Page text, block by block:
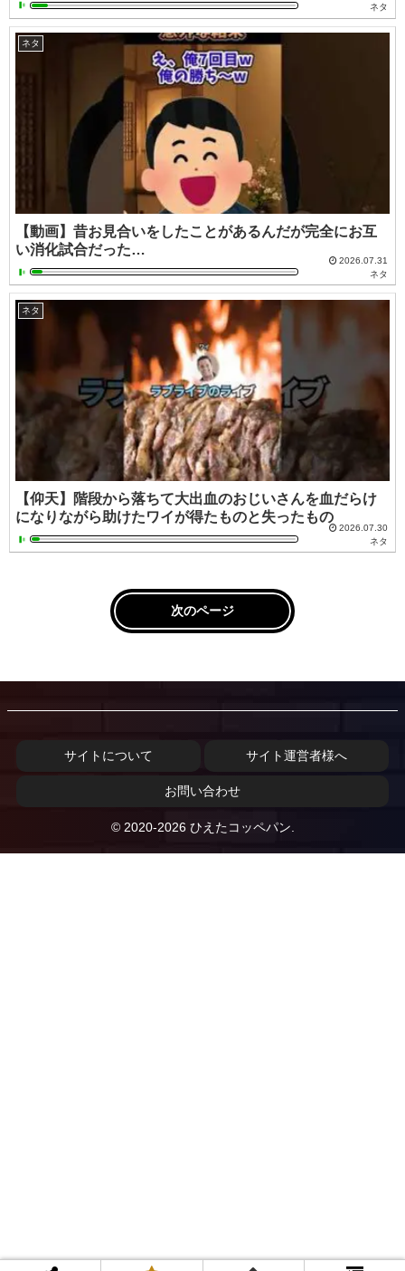
ネタ
ネタ
【動画】昔お見合いをしたことがあるんだが完全にお互
い消化試合だった…
2026.07.31
ネタ
ネタ
【仰天】階段から落ちて大出血のおじいさんを血だらけ
になりながら助けたワイが得たものと失ったもの
2026.07.30
ネタ
次のページ
サイトについて サイト運営者様へ
お問い合わせ
© 2020-2026 ひえたコッペパン.